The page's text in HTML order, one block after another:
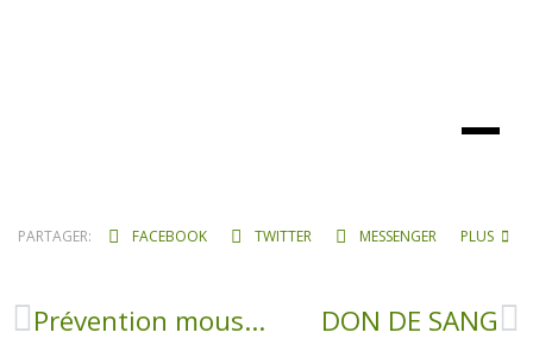
PARTAGER: FACEBOOK TWITTER MESSENGER PLUS
Prévention moustiques : agir ensemble pour un été serein DON DE SANG